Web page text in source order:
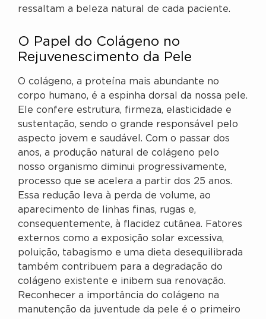
ressaltam a beleza natural de cada paciente.
O Papel do Colágeno no
Rejuvenescimento da Pele
O colágeno, a proteína mais abundante no
corpo humano, é a espinha dorsal da nossa pele.
Ele confere estrutura, firmeza, elasticidade e
sustentação, sendo o grande responsável pelo
aspecto jovem e saudável. Com o passar dos
anos, a produção natural de colágeno pelo
nosso organismo diminui progressivamente,
processo que se acelera a partir dos 25 anos.
Essa redução leva à perda de volume, ao
aparecimento de linhas finas, rugas e,
consequentemente, à flacidez cutânea. Fatores
externos como a exposição solar excessiva,
poluição, tabagismo e uma dieta desequilibrada
também contribuem para a degradação do
colágeno existente e inibem sua renovação.
Reconhecer a importância do colágeno na
manutenção da juventude da pele é o primeiro